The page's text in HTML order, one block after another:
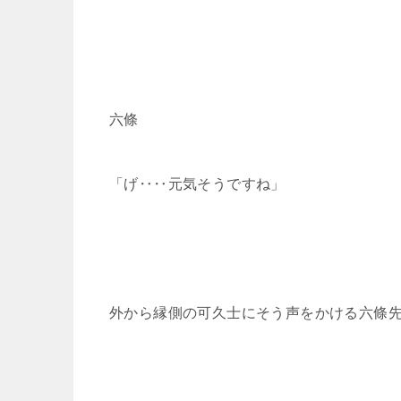
六條
「げ‥‥元気そうですね」
外から縁側の可久士にそう声をかける六條